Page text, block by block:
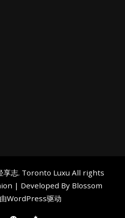
志. Toronto Luxu All rights
| Developed By Blossom
WordPress驱动